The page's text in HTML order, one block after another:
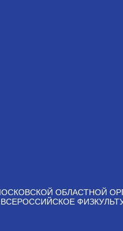
ОБЛАСТНОЙ